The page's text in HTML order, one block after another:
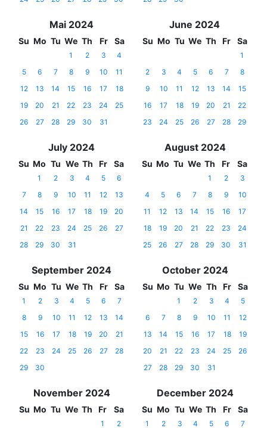
Mai 2024
Su Mo Tu We Th Fr Sa
1 2 3
4
5
6 7 8 9 10
11
12
13 14 15 16 17
18
19
20 21 22 23 24
25
26
27 28 29 30 31
June 2024
Su Mo Tu We Th Fr Sa
1
2
3 4 5 6 7
8
9
10 11 12 13 14
15
16
17 18 19 20 21
22
23
24 25 26 27 28 29
July 2024
Su Mo Tu We Th Fr Sa
1 2 3 4 5
6
7
8 9 10 11 12
13
14
15 16 17 18 19
20
21
22 23 24 25 26
27
28
29 30 31
August 2024
Su Mo Tu We Th Fr Sa
1 2
3
4
5 6 7 8 9
10
11
12 13 14 15 16
17
18
19 20 21 22 23
24
25
26 27 28 29 30 31
September 2024
Su Mo Tu We Th Fr Sa
1 2 3 4 5 6
7
8
9 10 11 12 13
14
15
16 17 18 19 20
21
22
23 24 25 26 27
28
29
30
October 2024
Su Mo Tu We Th Fr Sa
1 2 3 4
5
6
7 8 9 10 11
12
13
14 15 16 17 18
19
20
21 22 23 24 25
26
27
28 29 30 31
November 2024
Su Mo Tu We Th Fr Sa
1
2
December 2024
Su Mo Tu We Th Fr Sa
1 2 3 4 5 6
7